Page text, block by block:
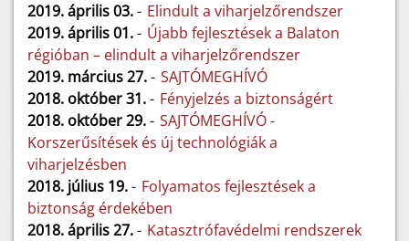
2019. április 03.- Elindult a viharjelzőrendszer
2019. április 01.- Újabb fejlesztések a Balaton
régióban – elindult a viharjelzőrendszer
2019. március 27.- SAJTÓMEGHÍVÓ
2018. október 31.- Fényjelzés a biztonságért
2018. október 29.- SAJTÓMEGHÍVÓ -
Korszerűsítések és új technológiák a
viharjelzésben
2018. július 19.- Folyamatos fejlesztések a
biztonság érdekében
2018. április 27.- Katasztrófavédelmi rendszerek